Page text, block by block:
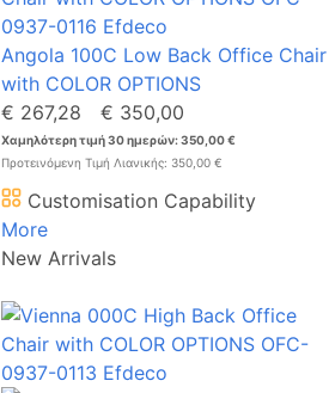
Angola 100C Low Back Office Chair
with COLOR OPTIONS
€ 267,28
€ 350,00
Χαμηλότερη τιμή 30 ημερών: 350,00 €
Προτεινόμενη Τιμή Λιανικής: 350,00 €
Customisation Capability
More
New Arrivals